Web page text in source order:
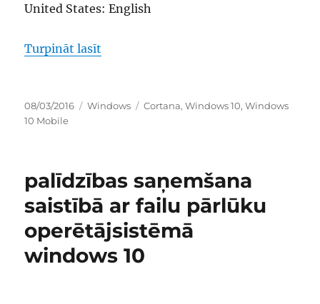
United States: English
Turpināt lasīt
Publicēts
08/03/2016 Kategorijas
Windows Birkas
Cortana,Windows 10,Windows
10 Mobile
palīdzības saņemšana
saistībā ar failu pārlūku
operētājsistēmā
windows 10